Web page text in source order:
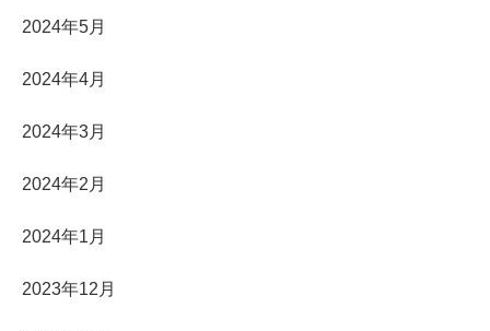
2024年5月
2024年4月
2024年3月
2024年2月
2024年1月
2023年12月